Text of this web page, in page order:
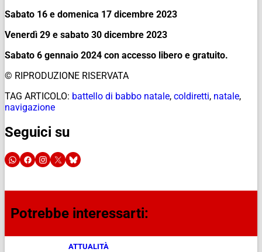
Sabato 16 e domenica 17 dicembre 2023
Venerdì 29 e sabato 30 dicembre 2023
Sabato 6 gennaio 2024 con accesso libero e gratuito.
© RIPRODUZIONE RISERVATA
TAG ARTICOLO: battello di babbo natale, coldiretti, natale,
navigazione
Seguici su
Potrebbe interessarti:
ATTUALITÀ